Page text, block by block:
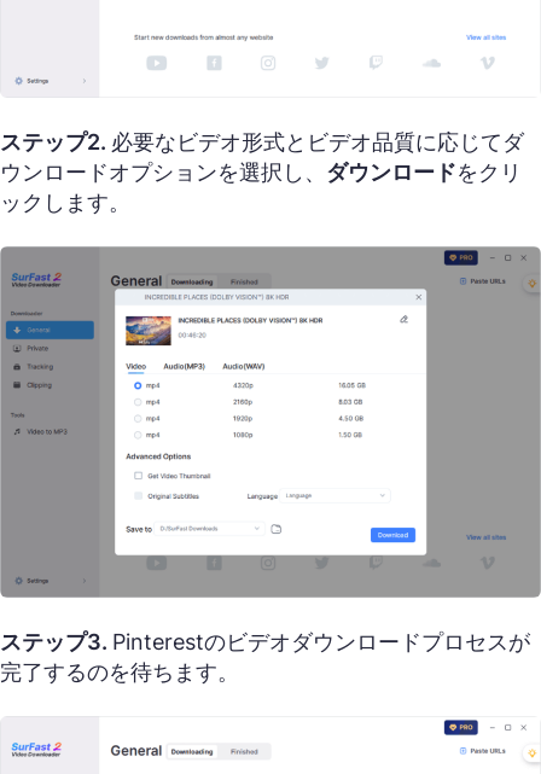
ステップ2. 必要なビデオ形式とビデオ品質に応じてダ
ウンロードオプションを選択し、 ダウンロードをクリ
ックします。
ステップ3. Pinterestのビデオダウンロードプロセスが
完了するのを待ちます。